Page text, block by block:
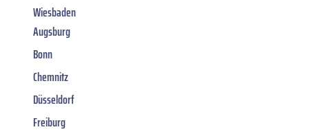
Wiesbaden
Augsburg
Bonn
Chemnitz
Düsseldorf
Freiburg